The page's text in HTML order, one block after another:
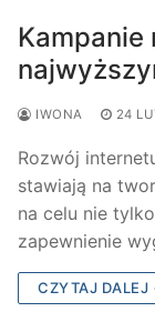
Kampanie
IWONA 24
Rozwój
stawiają na
na celu nie
zapewnienie
CZYTAJ DALEJ